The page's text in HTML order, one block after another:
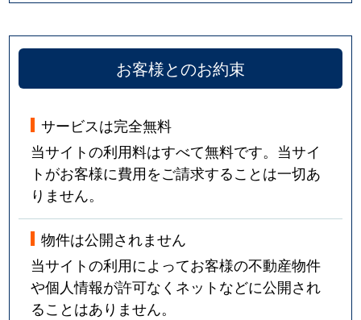
お客様とのお約束
サービスは完全無料
当サイトの利用料はすべて無料です。当サイ
トがお客様に費用をご請求することは一切あ
りません。
物件は公開されません
当サイトの利用によってお客様の不動産物件
や個人情報が許可なくネットなどに公開され
ることはありません。